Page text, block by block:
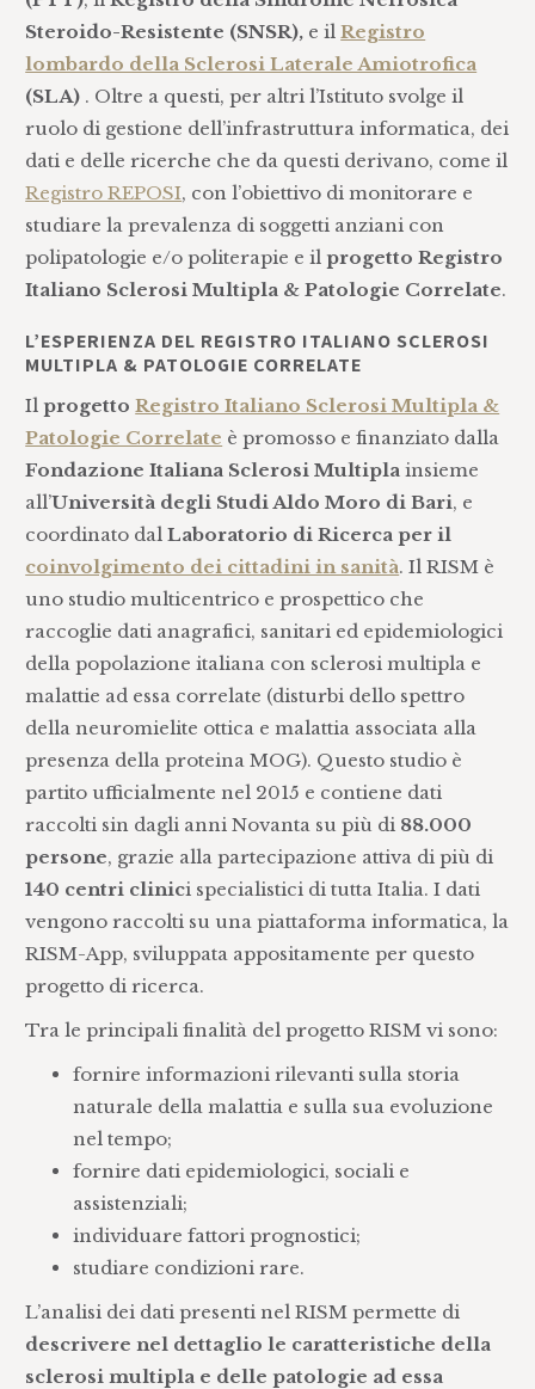
Steroido-Resistente (SNSR), e ilRegistro
lombardo della Sclerosi Laterale Amiotrofica
(SLA) . Oltre a questi, per altri l’Istituto svolge il
ruolo di gestione dell’infrastruttura informatica, dei
dati e delle ricerche che da questi derivano, come il
Registro REPOSI, con l’obiettivo di monitorare e
studiare la prevalenza di soggetti anziani con
polipatologie e/o politerapie e il progetto Registro
Italiano Sclerosi Multipla & Patologie Correlate.
L’ESPERIENZA DEL REGISTRO ITALIANO SCLEROSI
MULTIPLA & PATOLOGIE CORRELATE
IlprogettoRegistro Italiano Sclerosi Multipla &
Patologie Correlate è promosso e finanziato dalla
Fondazione Italiana Sclerosi Multiplainsieme
all’Università degli Studi Aldo Moro di Bari, e
coordinato dalLaboratorio di Ricerca per il
coinvolgimento dei cittadini in sanità. Il RISM è
uno studio multicentrico e prospettico che
raccoglie dati anagrafici, sanitari ed epidemiologici
della popolazione italiana con sclerosi multipla e
malattie ad essa correlate (disturbi dello spettro
della neuromielite ottica e malattia associata alla
presenza della proteina MOG). Questo studio è
partito ufficialmente nel 2015 e contiene dati
raccolti sin dagli anni Novanta su più di 88.000
persone, grazie alla partecipazione attiva di più di
140 centri clinici specialistici di tutta Italia. I dati
vengono raccolti su una piattaforma informatica, la
RISM-App, sviluppata appositamente per questo
progetto di ricerca.
Tra le principali finalità del progetto RISM vi sono:
fornire informazioni rilevanti sulla storia
naturale della malattia e sulla sua evoluzione
nel tempo;
fornire dati epidemiologici, sociali e
assistenziali;
individuare fattori prognostici;
studiare condizioni rare.
L’analisi dei dati presenti nel RISM permette di
descrivere nel dettaglio le caratteristiche della
sclerosi multipla e delle patologie ad essa